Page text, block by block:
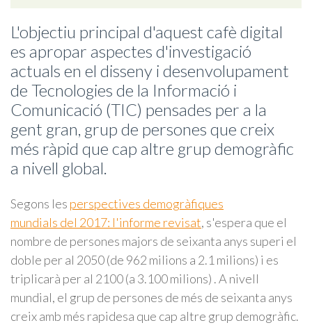
L'objectiu principal d'aquest cafè digital
es apropar aspectes d'investigació
actuals en el disseny i desenvolupament
de Tecnologies de la Informació i
Comunicació (TIC) pensades per a la
gent gran, grup de persones que creix
més ràpid que cap altre grup demogràfic
a nivell global.
Segons les perspectives demogràfiques
mundials del 2017: l'informe revisat, s'espera que el
nombre de persones majors de seixanta anys superi el
doble per al 2050 (de 962 milions a 2.1 milions) i es
triplicarà per al 2100 (a 3.100 milions) . A nivell
mundial, el grup de persones de més de seixanta anys
creix amb més rapidesa que cap altre grup demogràfic.